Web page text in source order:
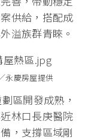
供給，搭配成
溢族群青睞。
永慶房屋提供
區開發成熟，
林口長庚醫院
，支撐區域剛